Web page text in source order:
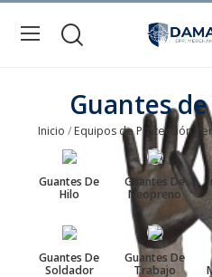
Guantes
Inicio Equipos de Protección
Guantes De
Hilo
Guantes De
Neopreno
Guantes De
Soldador
Guantes De
Trabajo